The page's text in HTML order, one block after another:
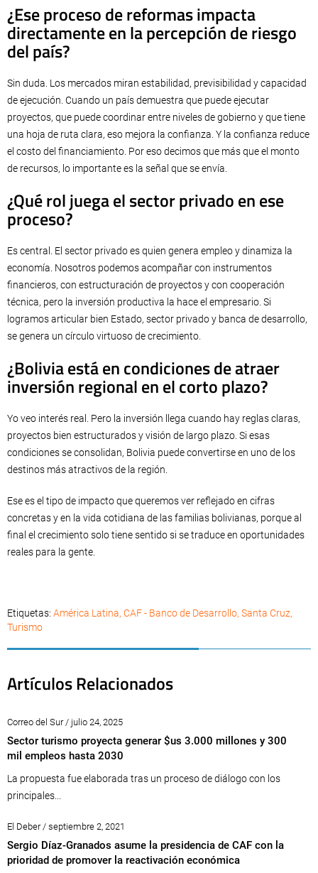
¿Ese proceso de reformas impacta
directamente en la percepción de riesgo
del país?
Sin duda. Los mercados miran estabilidad, previsibilidad y capacidad
de ejecución. Cuando un país demuestra que puede ejecutar
proyectos, que puede coordinar entre niveles de gobierno y que tiene
una hoja de ruta clara, eso mejora la confianza. Y la confianza reduce
el costo del financiamiento. Por eso decimos que más que el monto
de recursos, lo importante es la señal que se envía.
¿Qué rol juega el sector privado en ese
proceso?
Es central. El sector privado es quien genera empleo y dinamiza la
economía. Nosotros podemos acompañar con instrumentos
financieros, con estructuración de proyectos y con cooperación
técnica, pero la inversión productiva la hace el empresario. Si
logramos articular bien Estado, sector privado y banca de desarrollo,
se genera un círculo virtuoso de crecimiento.
¿Bolivia está en condiciones de atraer
inversión regional en el corto plazo?
Yo veo interés real. Pero la inversión llega cuando hay reglas claras,
proyectos bien estructurados y visión de largo plazo. Si esas
condiciones se consolidan, Bolivia puede convertirse en uno de los
destinos más atractivos de la región.
Ese es el tipo de impacto que queremos ver reflejado en cifras
concretas y en la vida cotidiana de las familias bolivianas, porque al
final el crecimiento solo tiene sentido si se traduce en oportunidades
reales para la gente.
Etiquetas: América Latina, CAF - Banco de Desarrollo, Santa Cruz,
Turismo
Artículos Relacionados
Correo del Sur / julio 24, 2025
Sector turismo proyecta generar $us 3.000 millones y 300
mil empleos hasta 2030
La propuesta fue elaborada tras un proceso de diálogo con los
principales...
El Deber / septiembre 2, 2021
Sergio Díaz-Granados asume la presidencia de CAF con la
prioridad de promover la reactivación económica